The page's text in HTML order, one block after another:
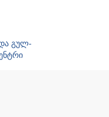
გულ-